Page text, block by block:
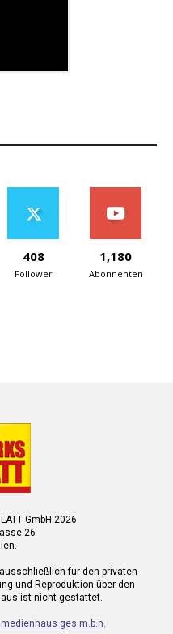
408
Follower
1,180
Abonnenten
GmbH 2026
26
für den privaten
und Reproduktion über den
ist nicht gestattet.
ges.m.b.h.